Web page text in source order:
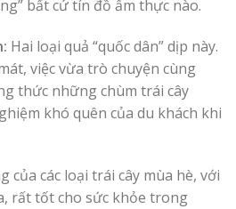
bất cứ tín đồ ẩm thực nào.
Hai loại quả “quốc dân” dịp này.
việc vừa trò chuyện cùng
thức những chùm trái cây
khó quên của du khách khi
của các loại trái cây mùa hè, với
rất tốt cho sức khỏe trong